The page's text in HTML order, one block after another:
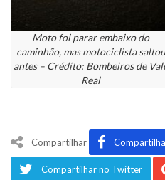
Moto foi parar embaixo do
caminhão, mas motociclista saltou
antes – Crédito: Bombeiros de
Real
Compartilhar
Compartilhar no Twitter